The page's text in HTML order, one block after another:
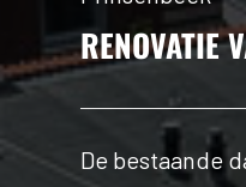
RENOVATIE
De bestaande